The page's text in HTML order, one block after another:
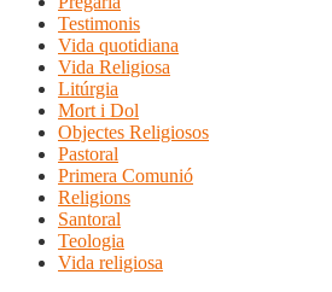
Testimonis
Vida quotidiana
Vida Religiosa
Litúrgia
Mort i Dol
Objectes Religiosos
Pastoral
Primera Comunió
Religions
Santoral
Teologia
Vida religiosa